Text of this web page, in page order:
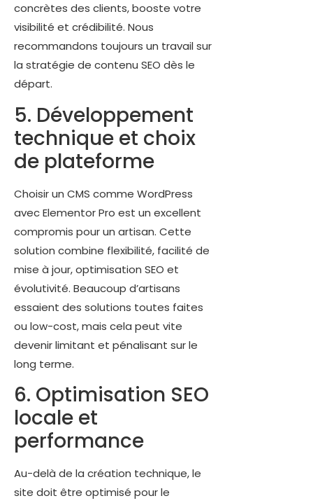
concrètes des clients, booste votre
visibilité et crédibilité. Nous
recommandons toujours un travail sur
la stratégie de contenu SEO dès le
départ.
5. Développement
technique et choix
de plateforme
Choisir un CMS comme WordPress
avec Elementor Pro est un excellent
compromis pour un artisan. Cette
solution combine flexibilité, facilité de
mise à jour, optimisation SEO et
évolutivité. Beaucoup d’artisans
essaient des solutions toutes faites
ou low-cost, mais cela peut vite
devenir limitant et pénalisant sur le
long terme.
6. Optimisation SEO
locale et
performance
Au-delà de la création technique, le
site doit être optimisé pour le